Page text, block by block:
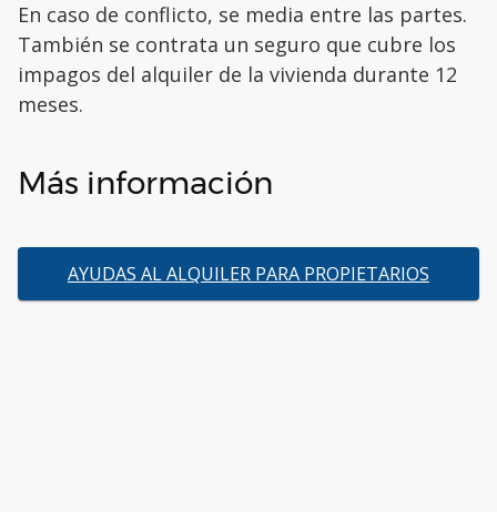
En caso de conflicto, se media entre las partes.
También se contrata un seguro que cubre los
impagos del alquiler de la vivienda durante 12
meses.
Más información
AYUDAS AL ALQUILER PARA PROPIETARIOS